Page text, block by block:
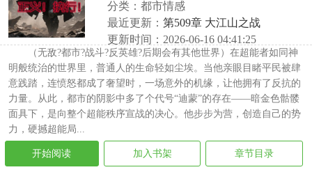
分类：都市情感
最近更新： 第509章 大江山之战
更新时间：2026-06-16 04:41:25
（无敌?都市?战斗?反英雄?后期会有其他世界）在超能者如同神
明般统治的世界里，普通人的生命轻如尘埃。当他亲眼目睹平民被肆
意践踏，连愤怒都成了奢望时，一场意外的机缘，让他拥有了反抗的
力量。从此，都市的阴影中多了个代号“迪蒙”的存在——暗金色骷髅
面具下，是向整个超能秩序宣战的决心。他步步为营，创造自己的势
力，硬撼超能局...
开始阅读 加入书架 章节目录